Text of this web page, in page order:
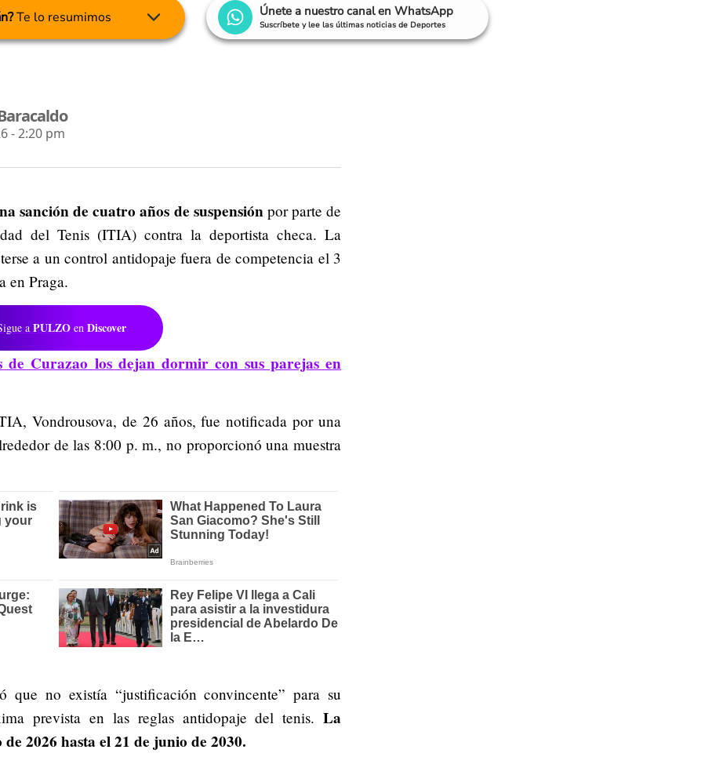
Te lo resumimos Únete a nuestro canal en WhatsApp
Suscríbete y lee las últimas noticias de Deportes
- 2:20 pm
sanción de cuatro años de suspensiónpor parte de
del Tenis (ITIA) contra la deportista checa. La
a un control antidopaje fuera de competencia el 3
en Praga.
a PULZO en Discover
de Curazao los dejan dormir con sus parejas en
Vondrousova, de 26 años, fue notificada por una
de las 8:00 p. m., no proporcionó una muestra
que no existía “justificación convincente” para su
prevista en las reglas antidopaje del tenis. La
2026 hasta el 21 de junio de 2030.